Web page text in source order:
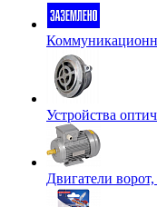
Устройства
Двигатели